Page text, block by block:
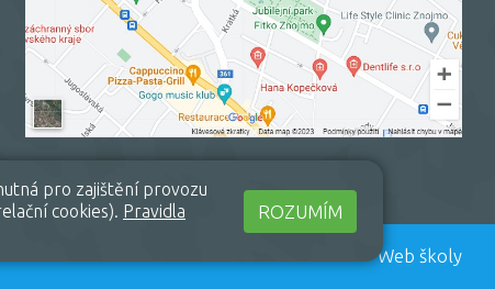
Web školy
pro zajištění provozu
cookies). Pravidla
ROZUMÍM